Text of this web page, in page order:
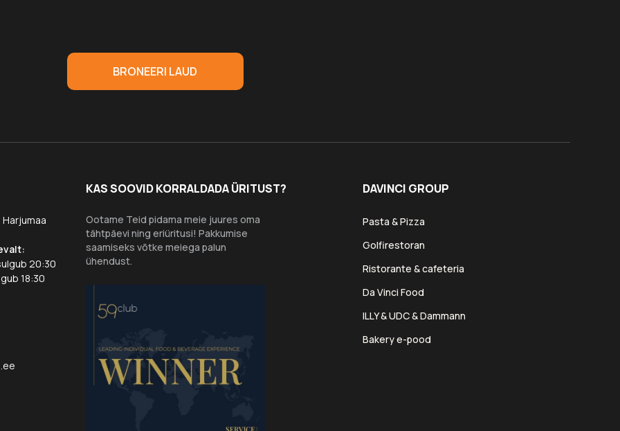
BRONEERI LAUD
20:30
18:30
KAS SOOVID KORRALDADA ÜRITUST?
Ootame Teid pidama meie juures oma
tähtpäevi ning eriüritusi! Pakkumise
saamiseks võtke meiega palun
ühendust.
DAVINCI GROUP
Pasta & Pizza
Golfirestoran
Ristorante & cafeteria
Da Vinci Food
ILLY & UDC & Dammann
Bakery e-pood